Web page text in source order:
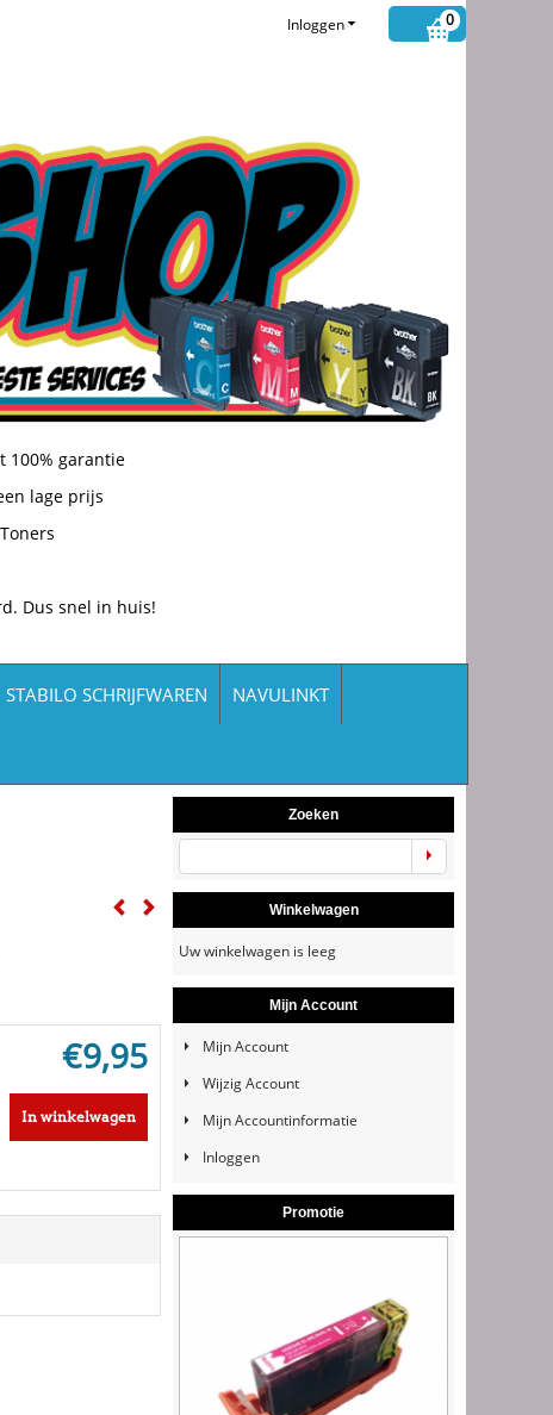
0
Inloggen
100% garantie
lage prijs
Dus snel in huis!
STABILO SCHRIJFWAREN NAVULINKT
€9,95
In winkelwagen
Zoeken
Winkelwagen
Uw winkelwagen is leeg
Mijn Account
Mijn Account
Wijzig Account
Mijn Accountinformatie
Inloggen
Promotie